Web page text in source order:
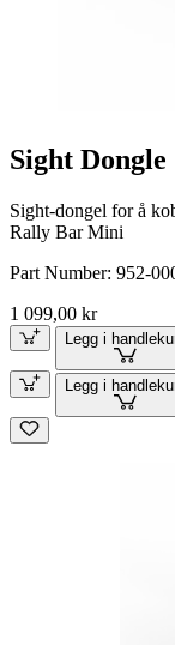
Sight Dongle
Sight-dongel for å
Rally Bar Mini
Part Number: 952-
1 099,00 kr
Legg i
Legg i